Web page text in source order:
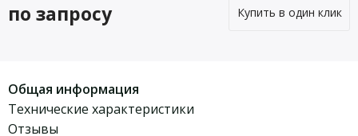
по запросу Купить в один клик
Общая информация
Технические характеристики
Отзывы